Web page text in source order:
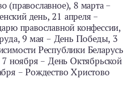
(православное), 8 марта –
день, 21 апреля –
православной конфессии,
9 мая – День Победы, 3
Республики Беларусь
ноября – День Октябрьской
– Рождество Христово